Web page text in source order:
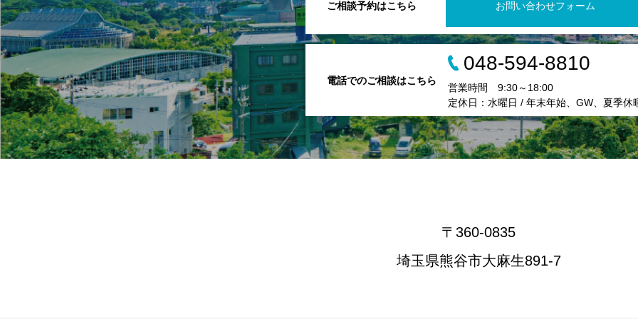
ご相談予約はこちら お問い合わせフォーム
電話でのご相談はこちら
048-594-8810
営業時間 9:30～18:00
定休日：水曜日 / 年末年始、GW、夏季休
〒360-0835
埼玉県熊谷市大麻生891-7